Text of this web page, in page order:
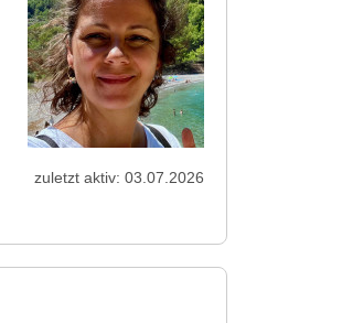
zuletzt aktiv: 03.07.2026